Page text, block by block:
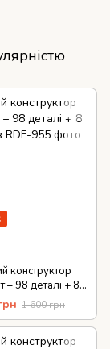
конструктор
– 98 деталі + 8
1 600 грн